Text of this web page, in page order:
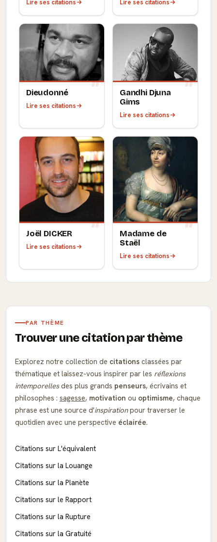
Lire ses citations Lire ses citations
Dieudonné
Lire ses citations
Gandhi Djuna
Gims
Lire ses citations
Joël DICKER
Lire ses citations
Madame de
Staël
Lire ses citations
PAR THÈME
Trouver une citation par thème
Explorez notre collection de citations classées par
thématique et laissez-vous inspirer par les réflexions
intemporellesdes plus grands penseurs, écrivains et
philosophes : sagesse, motivation ou optimisme, chaque
phrase est une source d'inspirationpour traverser le
quotidien avec une perspective éclairée.
Citations sur L'équivalent
Citations sur la Louange
Citations sur la Planète
Citations sur le Rapport
Citations sur la Rupture
Citations sur la Gratuité